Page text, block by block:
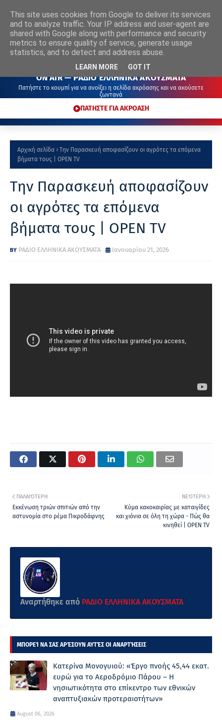
ΡΑΔΙΟ
ΕΛΛΗΝΙΚΑ ΑΚΟΥΣΜΑΤΑ
ON AIR — ΡΑΔΙΟ ΕΛΛΗΝΙΚΑ ΑΚΟΥΣΜΑΤΑ
Πατήστε το κουμπί για να ανοίξει η σελίδα ακρόασης και να ακούσετε
ζωντανά
ΠΑΤΗΣΤΕ ΓΙΑ ΑΚΡΟΑΣΗ
Αρχική σελίδα
Την Παρασκευή αποφασίζουν οι αγρότες τα επόμενα
βήματα τους | OPEN TV
Την Παρασκευή αποφασίζουν
οι αγρότες τα επόμενα
βήματα τους | OPEN TV
ΡΑΔΙΟ ΕΛΛΗΝΙΚΑ ΑΚΟΥΣΜΑΤΑ Ιανουαρίου 21, 2026
ΝΕΌΤΕΡΗ
Κύμα κακοκαιρίας με καταιγίδες
και χιόνια σε όλη τη χώρα - Πώς θα
κινηθεί | OPEN TV
ΠΑΛΑΙΌΤΕΡΗ
Εκκένωση τριών σπιτιών από την
αστυνομία στο ρέμα Πικροδάφνης
Αναρτήθηκε από ΡΑΔΙΟ ΕΛΛΗΝΙΚΑ ΑΚΟΥΣΜΑΤΑ
ΜΠΟΡΕΊ ΝΑ ΣΑΣ ΑΡΈΣΟΥΝ ΑΥΤΈΣ ΟΙ ΑΝΑΡΤΉΣΕΙΣ
Κατερίνα Μονογυιού: «Έργο πνοής 45,44 εκατ.
ευρώ για το Αεροδρόμιο Πάρου – Η
νησιωτικότητα στο επίκεντρο των εθνικών
αναπτυξιακών προτεραιοτήτων»
August 06, 2026
This site uses cookies from Google to deliver its services
and to analyze traffic. Your IP address and user-agent are
shared with Google along with performance and security
metrics to ensure quality of service, generate usage
statistics, and to detect and address abuse.
LEARN MORE GOT IT